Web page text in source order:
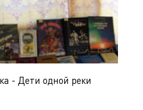
- Дети одной реки